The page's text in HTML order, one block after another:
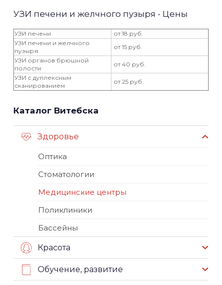
УЗИ печени и желчного пузыря - Цены
УЗИ печени
от 18 руб.
УЗИ печени и желчного
пузыря
от 15 руб.
УЗИ органов брюшной
полости
от 40 руб.
УЗИ с дуплексным
сканированием
от 25 руб.
Каталог Витебска
Здоровье
Оптика
Стоматологии
Медицинские центры
Поликлиники
Бассейны
Красота
Обучение, развитие